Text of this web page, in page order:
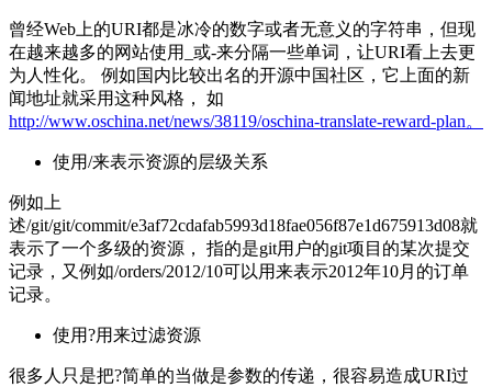
曾经Web上的URI都是冰冷的数字或者无意义的字符串，但现
在越来越多的网站使用_或-来分隔一些单词，让URI看上去更
为人性化。 例如国内比较出名的开源中国社区，它上面的新
闻地址就采用这种风格， 如
http://www.oschina.net/news/38119/oschina-translate-reward-plan。
使用/来表示资源的层级关系
例如上
述/git/git/commit/e3af72cdafab5993d18fae056f87e1d675913d08就
表示了一个多级的资源， 指的是git用户的git项目的某次提交
记录，又例如/orders/2012/10可以用来表示2012年10月的订单
记录。
使用?用来过滤资源
很多人只是把?简单的当做是参数的传递，很容易造成URI过